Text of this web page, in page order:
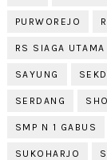
PURWOREJO
RS SIAGA UTAMA
SAYUNG
SERDANG
SMP N 1 GABUS
SUKOHARJO